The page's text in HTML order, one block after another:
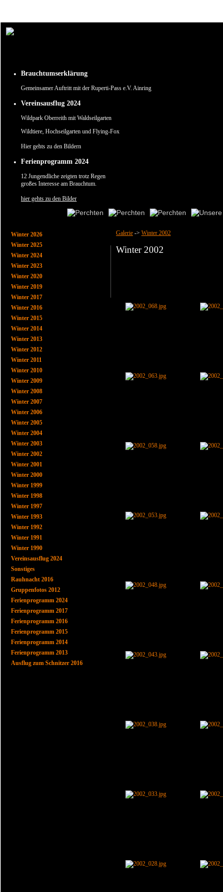
Brauchtumserklärung
Gemeinsamer Auftritt mit der Ruperti-Pass e.V. Ainring
Vereinsausflug 2024
Wildpark Oberreith mit Waldseilgarten
Wildtiere, Hochseilgarten und Flying-Fox
Hier gehts zu den Bildern
Ferienprogramm 2024
12 Jungendliche zeigten trotz Regen
großes Interesse am Brauchtum.
hier gehts zu den Bilder
Winter 2026
Winter 2025
Winter 2024
Winter 2023
Winter 2020
Winter 2019
Winter 2017
Winter 2016
Winter 2015
Winter 2014
Winter 2013
Winter 2012
Winter 2011
Winter 2010
Winter 2009
Winter 2008
Winter 2007
Winter 2006
Winter 2005
Winter 2004
Winter 2003
Winter 2002
Winter 2001
Winter 2000
Winter 1999
Winter 1998
Winter 1997
Winter 1993
Winter 1992
Winter 1991
Winter 1990
Vereinsausflug 2024
Sonstiges
Rauhnacht 2016
Gruppenfotos 2012
Ferienprogramm 2024
Ferienprogramm 2017
Ferienprogramm 2016
Ferienprogramm 2015
Ferienprogramm 2014
Ferienprogramm 2013
Ausflug zum Schnitzer 2016
Galerie -> Winter 2002
Winter 2002